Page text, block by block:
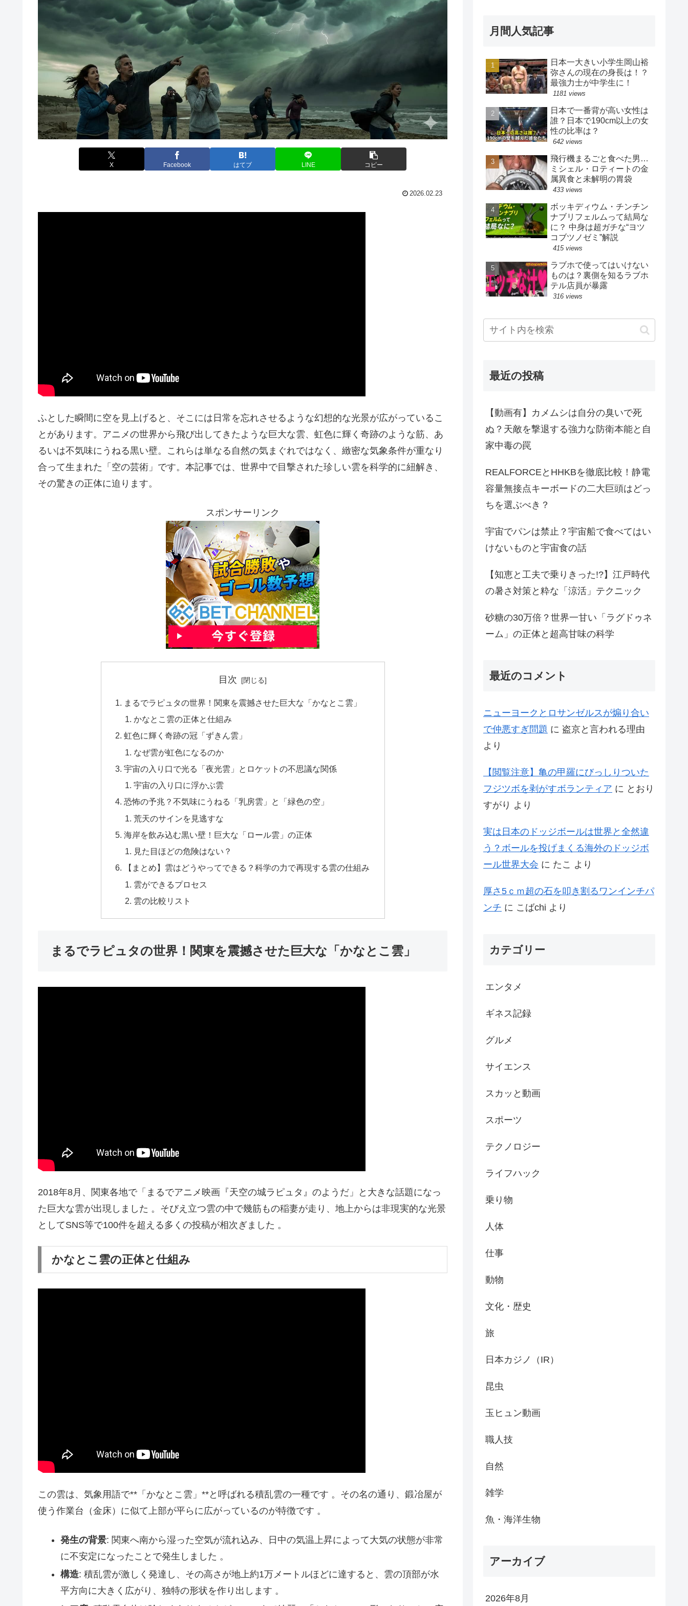
X Facebook はてブ LINE コピー
2026.02.23
ふとした瞬間に空を見上げると、そこには日常を忘れさせるような幻想的な光景が広がっているこ
とがあります。アニメの世界から飛び出してきたような巨大な雲、虹色に輝く奇跡のような筋、あ
るいは不気味にうねる黒い壁。これらは単なる自然の気まぐれではなく、緻密な気象条件が重なり
合って生まれた「空の芸術」です。本記事では、世界中で目撃された珍しい雲を科学的に紐解き、
その驚きの正体に迫ります。
スポンサーリンク
目次
まるでラピュタの世界！関東を震撼させた巨大な「かなとこ雲」
かなとこ雲の正体と仕組み
虹色に輝く奇跡の冠「ずきん雲」
なぜ雲が虹色になるのか
宇宙の入り口で光る「夜光雲」とロケットの不思議な関係
宇宙の入り口に浮かぶ雲
恐怖の予兆？不気味にうねる「乳房雲」と「緑色の空」
荒天のサインを見逃すな
海岸を飲み込む黒い壁！巨大な「ロール雲」の正体
見た目ほどの危険はない？
【まとめ】雲はどうやってできる？科学の力で再現する雲の仕組み
雲ができるプロセス
雲の比較リスト
まるでラピュタの世界！関東を震撼させた巨大な「かなとこ雲」
2018年8月、関東各地で「まるでアニメ映画『天空の城ラピュタ』のようだ」と大きな話題になっ
た巨大な雲が出現しました 。そびえ立つ雲の中で幾筋もの稲妻が走り、地上からは非現実的な光景
としてSNS等で100件を超える多くの投稿が相次ぎました 。
かなとこ雲の正体と仕組み
この雲は、気象用語で**「かなとこ雲」**と呼ばれる積乱雲の一種です 。その名の通り、鍛冶屋が
使う作業台（金床）に似て上部が平らに広がっているのが特徴です 。
発生の背景: 関東へ南から湿った空気が流れ込み、日中の気温上昇によって大気の状態が非常
に不安定になったことで発生しました 。
構造: 積乱雲が激しく発達し、その高さが地上約1万メートルほどに達すると、雲の頂部が水
平方向に大きく広がり、独特の形状を作り出します 。
月間人気記事
日本一大きい小学生岡山裕
弥さんの現在の身長は！？
最強力士が中学生に！
1181 views
日本で一番背が高い女性は
誰？日本で190cm以上の女
性の比率は？
642 views
飛行機まるごと食べた男…
ミシェル・ロティートの金
属異食と未解明の胃袋
433 views
ボッキディウム・チンチン
ナブリフェルムって結局な
に？ 中身は超ガチな“ヨツ
コブツノゼミ”解説
415 views
ラブホで使ってはいけない
ものは？裏側を知るラブホ
テル店員が暴露
316 views
最近の投稿
【動画有】カメムシは自分の臭いで死
ぬ？天敵を撃退する強力な防衛本能と自
家中毒の罠
REALFORCEとHHKBを徹底比較！静電
容量無接点キーボードの二大巨頭はどっ
ちを選ぶべき？
宇宙でパンは禁止？宇宙船で食べてはい
けないものと宇宙食の話
【知恵と工夫で乗りきった!?】江戸時代
の暑さ対策と粋な「涼活」テクニック
砂糖の30万倍？世界一甘い「ラグドゥネ
ーム」の正体と超高甘味の科学
最近のコメント
ニューヨークとロサンゼルスが煽り合い
で仲悪すぎ問題 に 盗京と言われる理由
より
【閲覧注意】亀の甲羅にびっしりついた
フジツボを剥がすボランティア に とおり
すがり より
実は日本のドッジボールは世界と全然違
う？ボールを投げまくる海外のドッジボ
ール世界大会 に たこ より
厚さ5ｃｍ超の石を叩き割るワンインチパ
ンチ に こばchi より
カテゴリー
エンタメ
ギネス記録
グルメ
サイエンス
スカッと動画
スポーツ
テクノロジー
ライフハック
乗り物
人体
仕事
動物
文化・歴史
旅
日本カジノ（IR）
昆虫
玉ヒュン動画
職人技
自然
雑学
魚・海洋生物
アーカイブ
2026年8月